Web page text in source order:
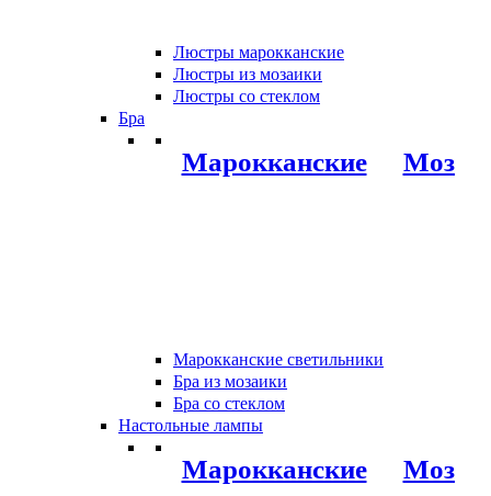
Люстры марокканские
Люстры из мозаики
Люстры со стеклом
Бра
Марокканские
Марокканские светильники
Бра из мозаики
Бра со стеклом
Настольные лампы
Марокканские